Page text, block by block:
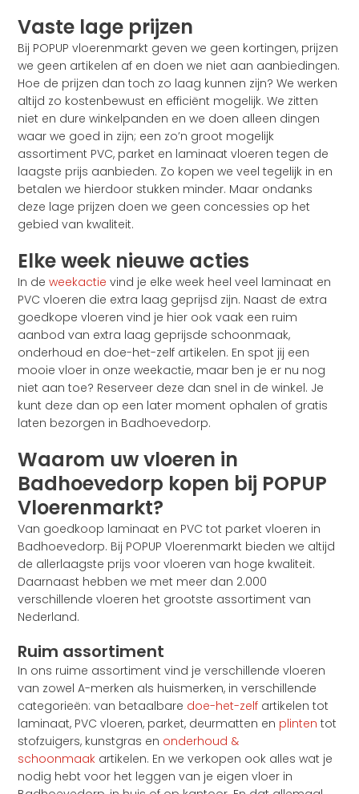
Vaste lage prijzen
Bij POPUP vloerenmarkt geven we geen kortingen, prijzen
we geen artikelen af en doen we niet aan aanbiedingen.
Hoe de prijzen dan toch zo laag kunnen zijn? We werken
altijd zo kostenbewust en efficiënt mogelijk. We zitten
niet en dure winkelpanden en we doen alleen dingen
waar we goed in zijn; een zo’n groot mogelijk
assortiment PVC, parket en laminaat vloeren tegen de
laagste prijs aanbieden. Zo kopen we veel tegelijk in en
betalen we hierdoor stukken minder. Maar ondanks
deze lage prijzen doen we geen concessies op het
gebied van kwaliteit.
Elke week nieuwe acties
In deweekactie vind je elke week heel veel laminaat en
PVC vloeren die extra laag geprijsd zijn. Naast de extra
goedkope vloeren vind je hier ook vaak een ruim
aanbod van extra laag geprijsde schoonmaak,
onderhoud en doe-het-zelf artikelen. En spot jij een
mooie vloer in onze weekactie, maar ben je er nu nog
niet aan toe? Reserveer deze dan snel in de winkel. Je
kunt deze dan op een later moment ophalen of gratis
laten bezorgen in Badhoevedorp.
Waarom uw vloeren in
Badhoevedorp kopen bij POPUP
Vloerenmarkt?
Van goedkoop laminaat en PVC tot parket vloeren in
Badhoevedorp. Bij POPUP Vloerenmarkt bieden we altijd
de allerlaagste prijs voor vloeren van hoge kwaliteit.
Daarnaast hebben we met meer dan 2.000
verschillende vloeren het grootste assortiment van
Nederland.
Ruim assortiment
In ons ruime assortiment vind je verschillende vloeren
van zowel A-merken als huismerken, in verschillende
categorieën: van betaalbare doe-het-zelf artikelen tot
laminaat, PVC vloeren, parket, deurmatten en plinten tot
stofzuigers, kunstgras en onderhoud &
schoonmaak artikelen. En we verkopen ook alles wat je
nodig hebt voor het leggen van je eigen vloer in